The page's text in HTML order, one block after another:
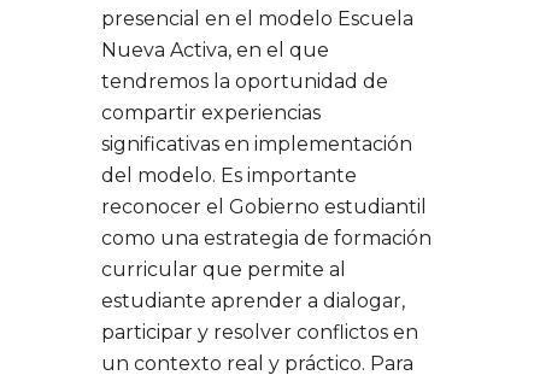
presencial en el modelo Escuela
Nueva Activa, en el que
tendremos la oportunidad de
compartir experiencias
significativas en implementación
del modelo. Es importante
reconocer el Gobierno estudiantil
como una estrategia de formación
curricular que permite al
estudiante aprender a dialogar,
participar y resolver conflictos en
un contexto real y práctico. Para